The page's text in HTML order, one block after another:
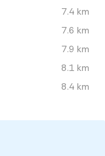
7.4 km
7.6 km
7.9 km
8.1 km
8.4 km